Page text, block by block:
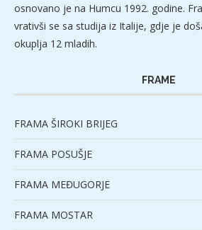
osnovano je na Humcu 1992. godine.
vrativši se sa studija iz Italije, gdje je
okuplja 12 mladih.
FRAME
FRAMA ŠIROKI BRIJEG
FRAMA POSUŠJE
FRAMA MEĐUGORJE
FRAMA MOSTAR